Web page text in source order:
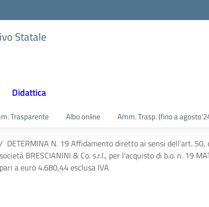
Statale
Didattica
Trasparente Albo online Amm. Trasp. (fino a
DETERMINA N. 19 Affidamento diretto ai sensi dell’art.
società BRESCIANINI & Co. s.r.l., per l’acquisto di b.o. n. 19
pari a euro 4.680,44 esclusa IVA